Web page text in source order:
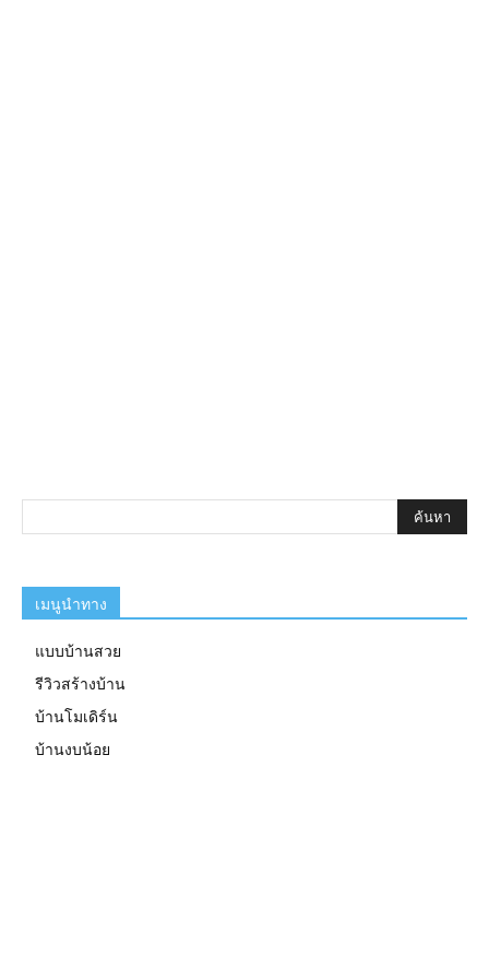
เมนูนำทาง
แบบบ้านสวย
รีวิวสร้างบ้าน
บ้านโมเดิร์น
บ้านงบน้อย